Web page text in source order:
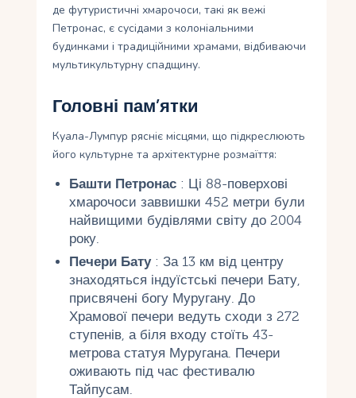
де футуристичні хмарочоси, такі як вежі
Петронас, є сусідами з колоніальними
будинками і традиційними храмами, відбиваючи
мультикультурну спадщину.
Головні пам’ятки
Куала-Лумпур рясніє місцями, що підкреслюють
його культурне та архітектурне розмаїття:
Башти Петронас: Ці 88-поверхові
хмарочоси заввишки 452 метри були
найвищими будівлями світу до 2004
року.
Печери Бату: За 13 км від центру
знаходяться індуїстські печери Бату,
присвячені богу Муругану. До
Храмової печери ведуть сходи з 272
ступенів, а біля входу стоїть 43-
метрова статуя Муругана. Печери
оживають під час фестивалю
Тайпусам.